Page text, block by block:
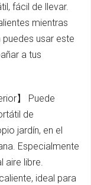
fácil de llevar.
mientras
usar este
a tus
】 Puede
de
jardín, en el
Especialmente
aire libre.
ideal para